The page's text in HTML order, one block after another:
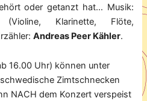
oder getanzt hat… Musik:
(Violine, Klarinette, Flöte,
Andreas Peer Kähler.
16.00 Uhr) können unter
Zimtschnecken
NACH dem Konzert verspeist